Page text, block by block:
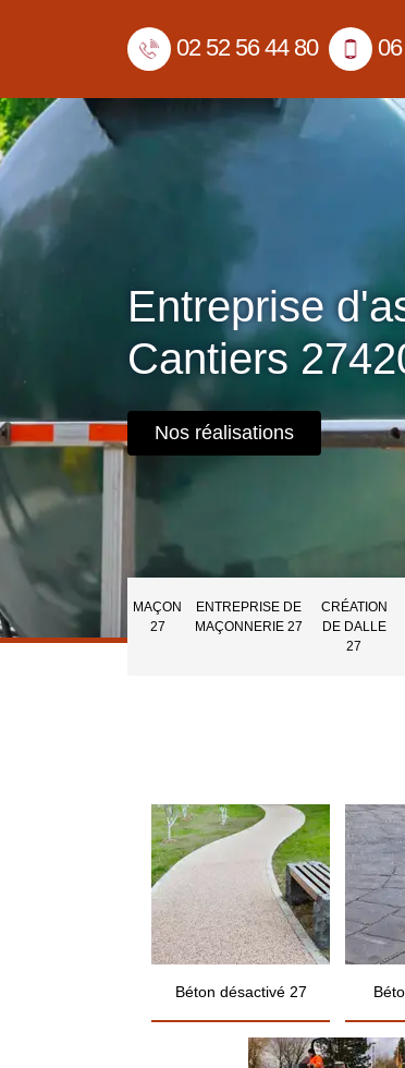
02 52 56 44 80
Entreprise
Cantiers
Nos réalisations
MAÇON
27
ENTREPRISE DE
MAÇONNERIE 27
CRÉATION
DE DALLE
27
Béton désactivé 27